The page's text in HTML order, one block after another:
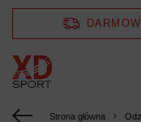
Strona główna